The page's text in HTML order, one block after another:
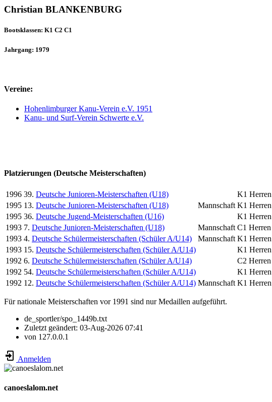
Christian BLANKENBURG
Bootsklassen: K1 C2 C1
Jahrgang: 1979
Vereine:
Hohenlimburger Kanu-Verein e.V. 1951
Kanu- und Surf-Verein Schwerte e.V.
Platzierungen (Deutsche Meisterschaften)
1996 39. Deutsche Junioren-Meisterschaften (U18) K1 Herren
1995 13. Deutsche Junioren-Meisterschaften (U18) Mannschaft K1 Herren
1995 36. Deutsche Jugend-Meisterschaften (U16) K1 Herren
1993 7. Deutsche Junioren-Meisterschaften (U18) Mannschaft C1 Herren
1993 4. Deutsche Schülermeisterschaften (Schüler A/U14) Mannschaft K1 Herren
1993 15. Deutsche Schülermeisterschaften (Schüler A/U14) K1 Herren
1992 6. Deutsche Schülermeisterschaften (Schüler A/U14) C2 Herren
1992 54. Deutsche Schülermeisterschaften (Schüler A/U14) K1 Herren
1992 12. Deutsche Schülermeisterschaften (Schüler A/U14) Mannschaft K1 Herren
Für nationale Meisterschaften vor 1991 sind nur Medaillen aufgeführt.
de_sportler/spo_1449b.txt
Zuletzt geändert: 03-Aug-2026 07:41
von 127.0.0.1
Anmelden
canoeslalom.net